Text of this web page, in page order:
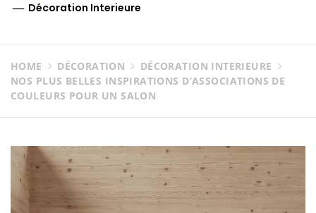
Décoration Interieure
HOME DÉCORATION
DÉCORATION INTERIEURE
NOS PLUS BELLES INSPIRATIONS D’ASSOCIATIONS DE
COULEURS POUR UN SALON